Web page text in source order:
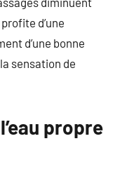
d’une
d’une bonne
sensation de
propre